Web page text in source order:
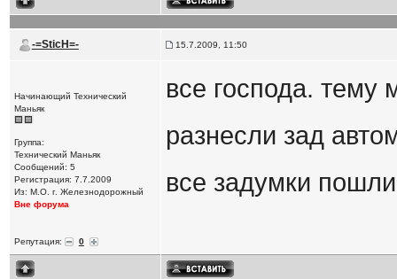
-=SticH=- 15.7.2009, 11:50
Начинающий Технический
Маньяк
Группа:
Технический Маньяк
Сообщений: 5
Регистрация: 7.7.2009
Из: М.О. г. Железнодорожный
Вне форума
Репутация: 0
все господа. тему
разнесли зад
все задумки